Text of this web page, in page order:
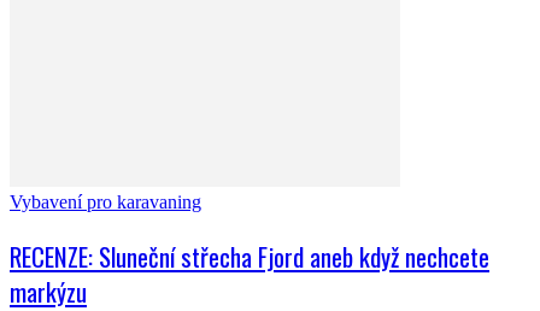
Vybavení pro karavaning
RECENZE: Sluneční střecha Fjord aneb když nechcete
markýzu